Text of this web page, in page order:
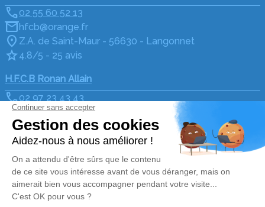
02 55 60 52 13
hfcb@orange.fr
Z.A. de Saint-Maur - 56630 - Langonnet
4.8/5 - 25 avis
H.F.C.B Ronan Allain
02 97 23 43 43
hfcb@orange.fr
64, Rue Jacques Rodallec / Place de l'église - 56110 -
Gourin
4.9/5 - 100 avis
Nos Services
Organiser des obsèques
Monuments funéraires
Liens utiles
Avis de décès